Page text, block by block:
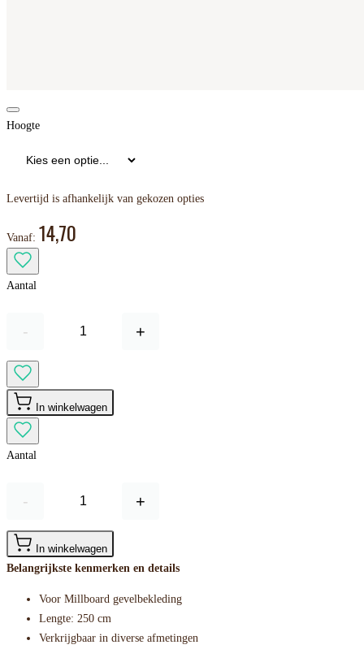
Hoogte
Levertijd is afhankelijk van gekozen opties
Vanaf: 14,70
Aantal
- +
In winkelwagen
Aantal
- +
In winkelwagen
Belangrijkste kenmerken en details
Voor Millboard gevelbekleding
Lengte: 250 cm
Verkrijgbaar in diverse afmetingen